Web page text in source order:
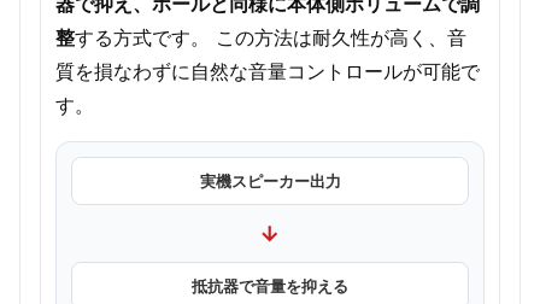
整する方式です。 この方法は耐久性が高く、音
質を損なわずに自然な音量コントロールが可能で
す。
実機スピーカー出力
→
抵抗器で音量を抑える